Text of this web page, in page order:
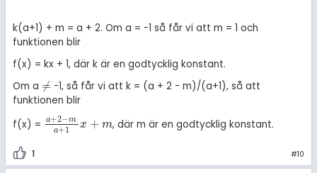
k(a+1) + m = a + 2. Om a = -1 så får vi att m = 1 och
funktionen blir
f(x) = kx + 1, där k är en godtycklig konstant.
Om a ≠
≠ -1, så får vi att k = (a + 2 - m)/(a+1), så att
funktionen blir
f(x) =
a+2−m
a+1 x + m
a+2-m a+1x +m, där m är en godtycklig konstant.
1 #10